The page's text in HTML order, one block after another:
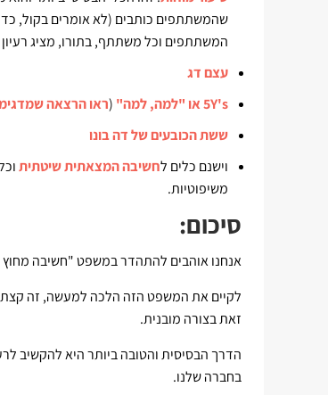
שהמשתתפים כותבים (לא אומרים בקול,
המשתתפים וכל משתתף, בתורו, מציג רעיון
עצם דג
5Y'sאו "למה, למה" (ראו הרצאה
ששת הכובעים של דה בונו
וישנם כלים לחשיבה המצאתית שיטתית
משיפוטיות.
סיכום:
אנחנו אוהבים להתהדר במשפט "חשיבה
לקיים את המשפט הזה הלכה למעשה, זה קצת
זאת בצורה מובנית.
הדרך הבסיסית והטובה ביותר היא להקשיב
בחברה שלנו.